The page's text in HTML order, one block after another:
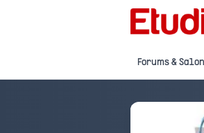
Forums &